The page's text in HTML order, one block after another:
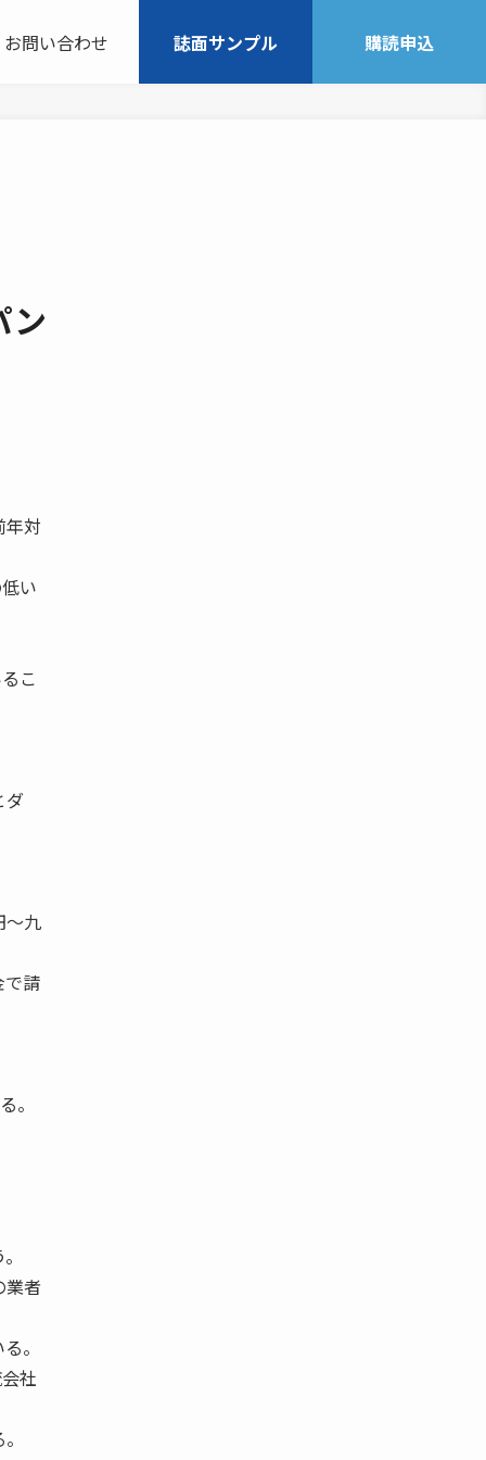
お問い合わせ 誌面サンプル 購読申込
ン
年対
い
こ
ダ
〜九
で請
。
業者
。
社